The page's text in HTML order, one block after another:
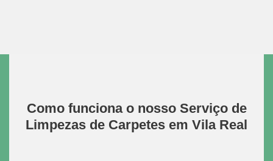
Como funciona o nosso Serviço de
Limpezas de Carpetes em Vila Real